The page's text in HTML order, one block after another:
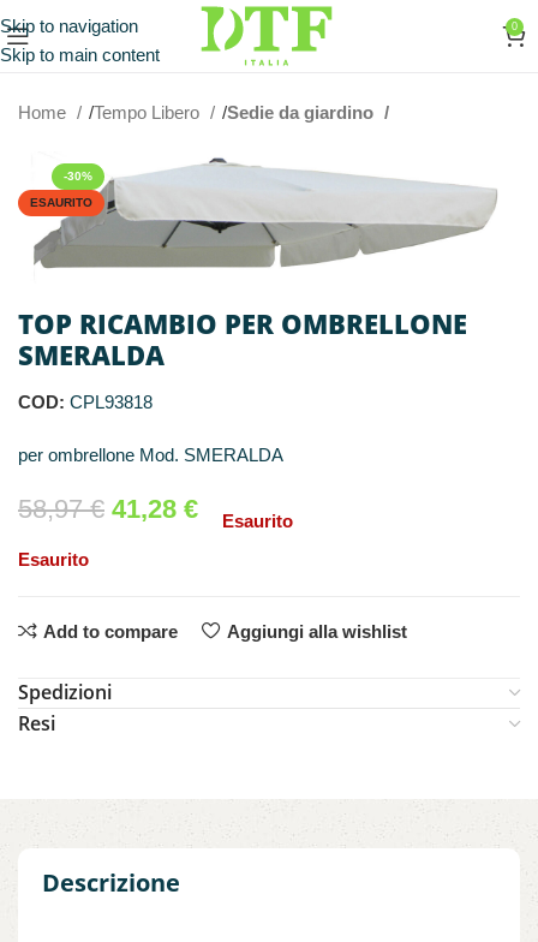
Skip to navigation
Skip to main content
0
Home Tempo Libero Sedie da giardino
-30%
ESAURITO
TOP RICAMBIO PER OMBRELLONE
SMERALDA
COD: CPL93818
per ombrellone Mod. SMERALDA
58,97€ 41,28 €
Esaurito
Esaurito
Add to compare Aggiungi alla wishlist
Spedizioni
Resi
Descrizione